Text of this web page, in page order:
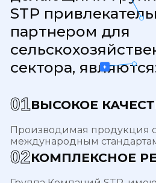
STP
партнером для
сектора,
01ВЫСОКОЕ
Производимая продукция
международным
02КОМПЛЕКСНОЕ
+